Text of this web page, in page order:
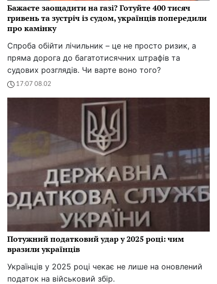
Бажаєте заощадити на газі? Готуйте 400 тисяч
гривень та зустріч із судом, українців попередили
про камінку
Спроба обійти лічильник – це не просто ризик, а
пряма дорога до багатотисячних штрафів та
судових розглядів. Чи варте воно того?
17:07 08.02
Потужний податковий удар у 2025 році: чим
вразили українців
Українців у 2025 році чекає не лише на оновлений
податок на військовий збір.